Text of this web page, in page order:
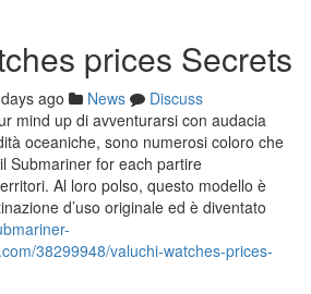
prices Secrets
ago News
Discuss
mind up di avventurarsi con audacia
oceaniche, sono numerosi coloro che
Submariner for each partire
Al loro polso, questo modello è
d’uso originale ed è diventato
38299948/valuchi-watches-prices-